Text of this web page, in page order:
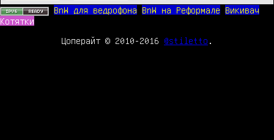
BnW для ведрофона
BnW на Реформале
Викивач
Котятки
Цоперайт © 2010-2016 @stiletto